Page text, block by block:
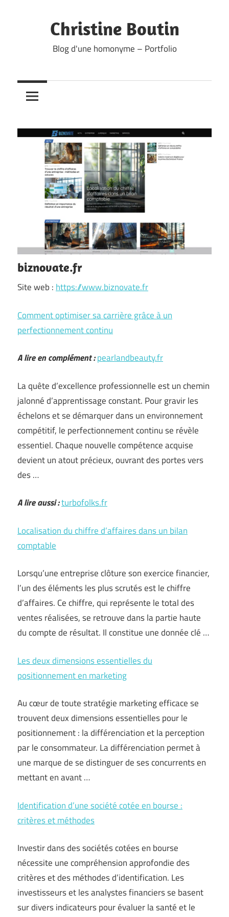
Christine Boutin
Blog d'une homonyme – Portfolio
biznovate.fr
Site web : https://www.biznovate.fr
Comment optimiser sa carrière grâce à un
perfectionnement continu
A lire en complément :pearlandbeauty.fr
La quête d’excellence professionnelle est un chemin
jalonné d’apprentissage constant. Pour gravir les
échelons et se démarquer dans un environnement
compétitif, le perfectionnement continu se révèle
essentiel. Chaque nouvelle compétence acquise
devient un atout précieux, ouvrant des portes vers
des …
A lire aussi :turbofolks.fr
Localisation du chiffre d’affaires dans un bilan
comptable
Lorsqu’une entreprise clôture son exercice financier,
l’un des éléments les plus scrutés est le chiffre
d’affaires. Ce chiffre, qui représente le total des
ventes réalisées, se retrouve dans la partie haute
du compte de résultat. Il constitue une donnée clé …
Les deux dimensions essentielles du
positionnement en marketing
Au cœur de toute stratégie marketing efficace se
trouvent deux dimensions essentielles pour le
positionnement : la différenciation et la perception
par le consommateur. La différenciation permet à
une marque de se distinguer de ses concurrents en
mettant en avant …
Identification d’une société cotée en bourse :
critères et méthodes
Investir dans des sociétés cotées en bourse
nécessite une compréhension approfondie des
critères et des méthodes d’identification. Les
investisseurs et les analystes financiers se basent
sur divers indicateurs pour évaluer la santé et le